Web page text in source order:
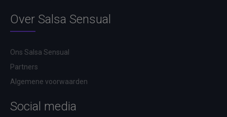
Over Salsa Sensual
Ons Salsa Sensual
Partners
Algemene voorwaarden
Social media